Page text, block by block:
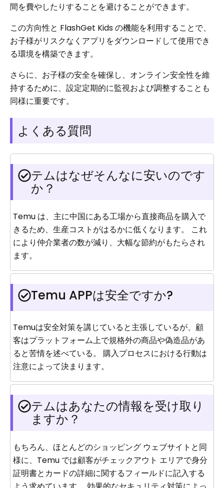
間を費やしたりすることを避けることができます。
この方向性と FlashGet Kids の機能を利用することで、
お子様がリスクなくアプリをダウンロードして使用でき
る環境を構築できます。
さらに、お子様の安全を確保し、オンライン安全性を維
持するために、設定定期的に監視および調整することも
同様に重要です。
よくある質問
テムはなぜそんなに安いのです
か？
Temu は、主に中国にある工場から直接商品を購入で
きるため、生産コストがはるかに低くなります。 これ
により仲介業者の数が減り、大幅な節約がもたらされ
ます。
Temu APPは安全ですか?
Temuは安全対策を講じていると主張しているが、顧
客はプラットフォーム上で規格外の商品や偽造品があ
ると苦情を述べている。 購入プロセスにおける行動は
注意によって決まります。
テムはあなたの情報を受け取り
ますか？
もちろん、ほとんどのショッピング ウェブサイトと同
様に、Temu では顧客がチェックアウト エリアで身分
証明書とカードの詳細に関するフィールドに記入する